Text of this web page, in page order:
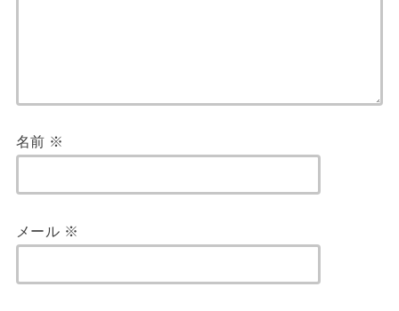
名前 ※
メール ※